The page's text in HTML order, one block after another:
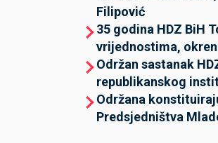
Filipović
35 godina HDZ BiH
vrijednostima,
Održan sastanak
republikanskog
Održana
Predsjedništva